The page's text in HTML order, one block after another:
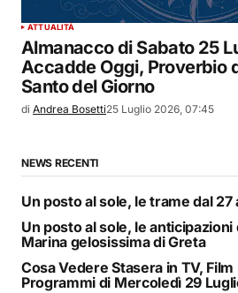
ATTUALITÀ
Almanacco di Sabato 25
Accadde Oggi, Proverbio
Santo del Giorno
di Andrea Bosetti25 Luglio 2026, 07:45
NEWS RECENTI
Un posto al sole, le trame dal 27
Un posto al sole, le anticipazioni
Marina gelosissima di Greta
Cosa Vedere Stasera in TV,
Programmi di Mercoledì 29